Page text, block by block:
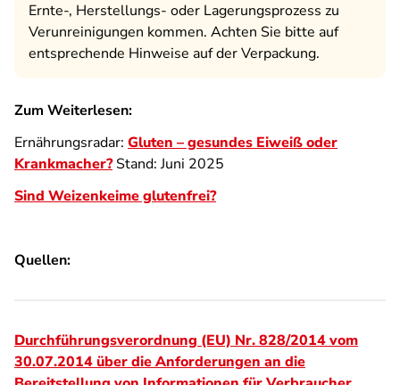
Ernte-, Herstellungs- oder Lagerungsprozess zu
Verunreinigungen kommen. Achten Sie bitte auf
entsprechende Hinweise auf der Verpackung.
Zum Weiterlesen:
Ernährungsradar: Gluten – gesundes Eiweiß oder
Krankmacher?Stand: Juni 2025
Sind Weizenkeime glutenfrei?
Quellen:
Durchführungsverordnung (EU) Nr. 828/2014 vom
30.07.2014 über die Anforderungen an die